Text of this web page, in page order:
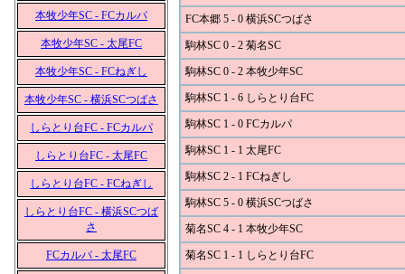
本牧少年SC - FCカルパ
本牧少年SC - 太尾FC
本牧少年SC - FCねぎし
本牧少年SC - 横浜SCつばさ
しらとり台FC - FCカルパ
しらとり台FC - 太尾FC
しらとり台FC - FCねぎし
しらとり台FC - 横浜SCつば
さ
FCカルパ - 太尾FC
FC本郷 5 - 0 横浜SCつばさ
駒林SC 0 - 2 菊名SC
駒林SC 0 - 2 本牧少年SC
駒林SC 1 - 6 しらとり台FC
駒林SC 1 - 0 FCカルパ
駒林SC 1 - 1 太尾FC
駒林SC 2 - 1 FCねぎし
駒林SC 5 - 0 横浜SCつばさ
菊名SC 4 - 1 本牧少年SC
菊名SC 1 - 1 しらとり台FC